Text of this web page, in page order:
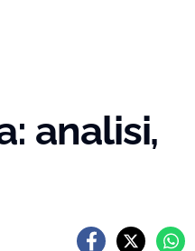
analisi,